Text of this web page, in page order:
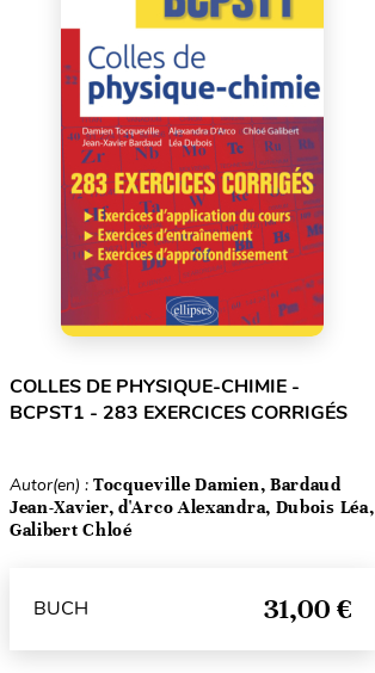
COLLES DE PHYSIQUE-CHIMIE -
BCPST1 - 283 EXERCICES CORRIGÉS
Autor(en) : Tocqueville Damien, Bardaud
Jean-Xavier, d'Arco Alexandra, Dubois Léa,
Galibert Chloé
BUCH 31,00 €